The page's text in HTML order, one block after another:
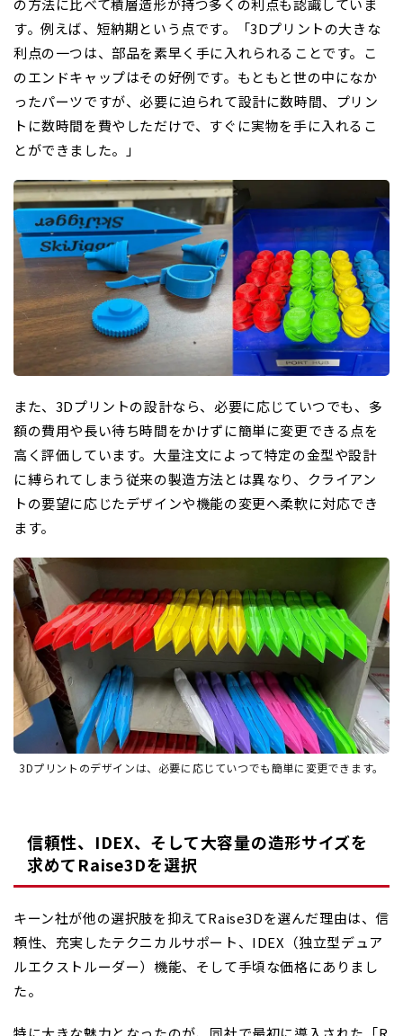
す。例えば、短納期という点です。「3Dプリントの大きな
利点の一つは、部品を素早く手に入れられることです。こ
のエンドキャップはその好例です。もともと世の中になか
ったパーツですが、必要に迫られて設計に数時間、プリン
トに数時間を費やしただけで、すぐに実物を手に入れるこ
とができました。」
また、3Dプリントの設計なら、必要に応じていつでも、多
額の費用や長い待ち時間をかけずに簡単に変更できる点を
高く評価しています。大量注文によって特定の金型や設計
に縛られてしまう従来の製造方法とは異なり、クライアン
トの要望に応じたデザインや機能の変更へ柔軟に対応でき
ます。
3Dプリントのデザインは、必要に応じていつでも簡単に変更できます。
信頼性、IDEX、そして大容量の造形サイズを
求めてRaise3Dを選択
キーン社が他の選択肢を抑えてRaise3Dを選んだ理由は、信
頼性、充実したテクニカルサポート、IDEX（独立型デュア
ルエクストルーダー）機能、そして手頃な価格にありまし
た。